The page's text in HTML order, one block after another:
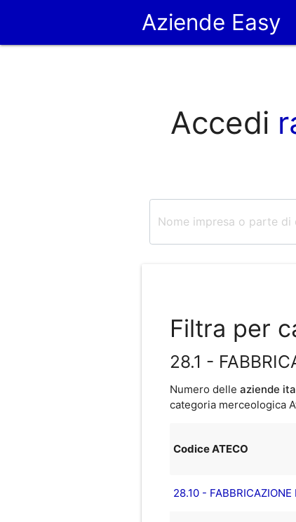
Aziende Easy
Accedi
Filtra per
28.1 -
Numero delle aziende
categoria merceologica
Codice ATECO
28.10 - FABBRICAZIONE